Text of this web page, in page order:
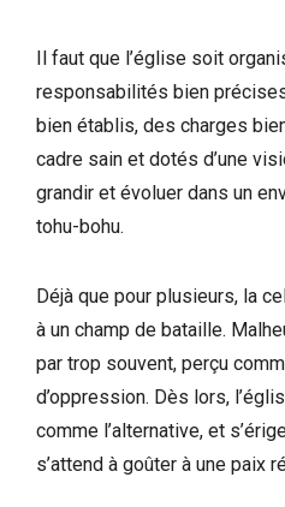
Il faut que l’église soit
responsabilités bien
bien établis, des charges
cadre sain et dotés d’une
grandir et évoluer dans un
tohu-bohu.
Déjà que pour plusieurs, la
à un champ de bataille.
par trop souvent, perçu
d’oppression. Dès lors,
comme l’alternative, et
s’attend à goûter à une paix